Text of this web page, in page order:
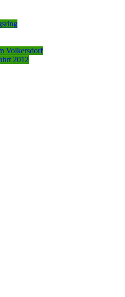
Volkersdorf
2012